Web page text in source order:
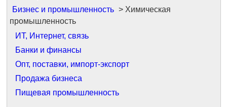
Бизнес и промышленность > Химическая
промышленность
ИТ, Интернет, связь
Банки и финансы
Опт, поставки, импорт-экспорт
Продажа бизнеса
Пищевая промышленность